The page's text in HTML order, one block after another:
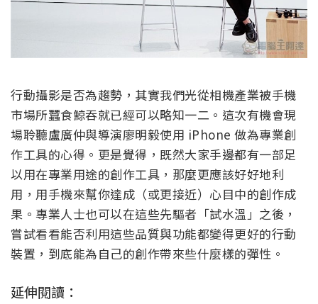
行動攝影是否為趨勢，其實我們光從相機產業被手機
市場所蠶食鯨吞就已經可以略知一二。這次有機會現
場聆聽盧廣仲與導演廖明毅使用 iPhone 做為專業創
作工具的心得。更是覺得，既然大家手邊都有一部足
以用在專業用途的創作工具，那麼更應該好好地利
用，用手機來幫你達成（或更接近）心目中的創作成
果。專業人士也可以在這些先驅者「試水溫」之後，
嘗試看看能否利用這些品質與功能都變得更好的行動
裝置，到底能為自己的創作帶來些什麼樣的彈性。
延伸閱讀：